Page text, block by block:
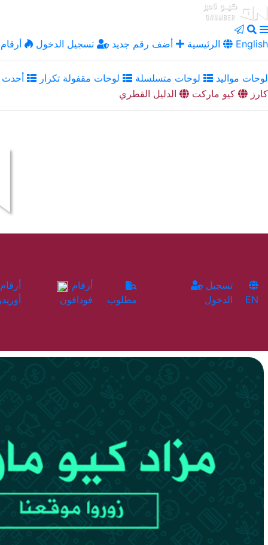
الرئيسية أضف رقم جديد تسجيل الدخول English
لوحات مواليد لوحات متسلسلة لوحات مقفولة تكرار أحدث
كارز
كيو ماركت الدليل القطري
فودافون
مطلوب
الدخول
EN